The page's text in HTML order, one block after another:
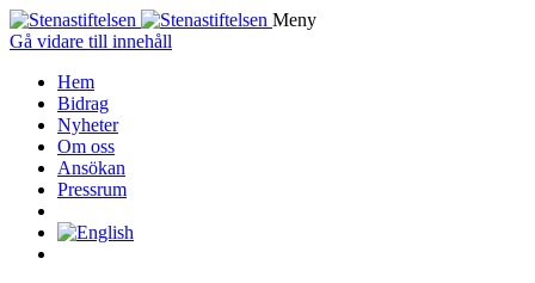
Meny
Gå vidare till innehåll
Hem
Bidrag
Nyheter
Om oss
Ansökan
Pressrum